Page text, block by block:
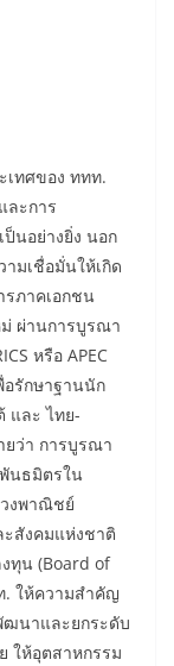
เทศของ ททท.
ละการ
นอย่างยิ่ง นอก
มเชื่อมั่นให้เกิด
รภาคเอกชน
ผ่านการบูรณา
หรือ APEC
อรักษาฐานนัก
และ ไทย-
ยว่า การบูรณา
นธมิตรใน
วงพาณิชย์
สังคมแห่งชาติ
ทุน (Board of
. ให้ความสำคัญ
ฒนาและยกระดับ
ให้อุตสาหกรรม